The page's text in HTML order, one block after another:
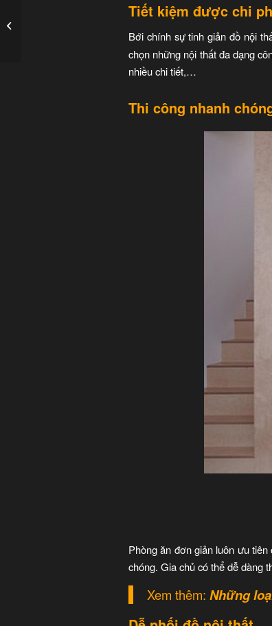
Tiết kiệm được chi
Bới chính sự tinh giản đồ nội
chọn những nội thất đa dạng
nhiều chi tiết,…
Thi công nhanh
Phòng ăn đơn giản luôn ưu
chóng. Gia chủ có thể dễ dàng
Xem thêm: Những